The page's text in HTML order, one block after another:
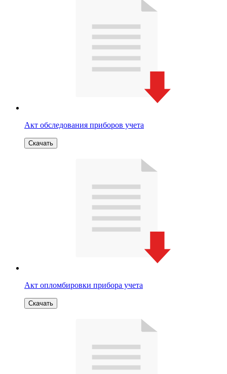
Акт обследования приборов учета
Скачать
Акт опломбировки прибора учета
Скачать